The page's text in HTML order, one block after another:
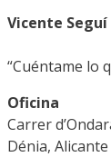
Vicente Seguí
“Cuéntame lo
Oficina
Carrer
Dénia, Alicante